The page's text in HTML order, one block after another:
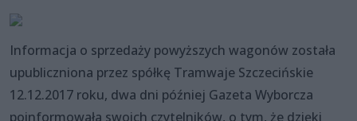
Informacja o sprzedaży powyższych wagonów została
upubliczniona przez spółkę Tramwaje Szczecińskie
12.12.2017 roku, dwa dni później Gazeta Wyborcza
poinformowała swoich czytelników, o tym, że dzięki